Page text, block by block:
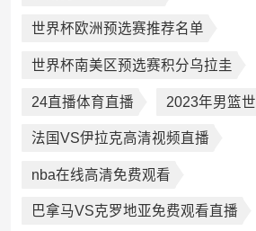
世界杯欧洲预选赛推荐名单
世界杯南美区预选赛积分乌拉圭
24直播体育直播 2023年男篮
法国VS伊拉克高清视频直播
nba在线高清免费观看
巴拿马VS克罗地亚免费观看直播